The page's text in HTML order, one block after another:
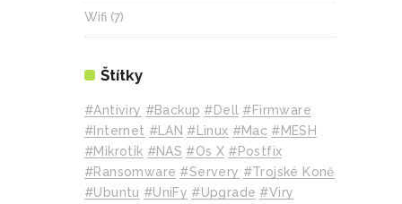
Wifi (7)
Štítky
#Antiviry #backup #Dell
#Firmware
#internet #LAN #Linux #mac #MESH
#mikrotik #NAS #Os X #Postfix
#Ransomware #Servery #Trojské Koně
#Ubuntu #UniFy #Upgrade #Viry